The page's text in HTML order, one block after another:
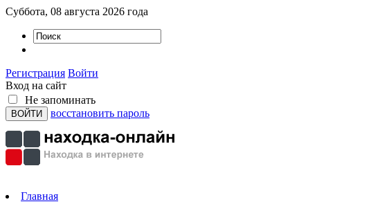
Суббота, 08 августа 2026 года
Регистрация Войти
Вход на сайт
Не запоминать
восстановить пароль
Главная